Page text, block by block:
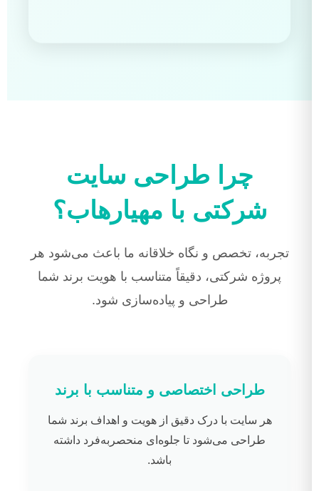
چرا طراحی سایت
شرکتی با مهیارهاب؟
تجربه، تخصص و نگاه خلاقانه ما باعث می‌شود هر
پروژه شرکتی، دقیقاً متناسب با هویت برند شما
طراحی و پیاده‌سازی شود.
طراحی اختصاصی و متناسب با برند
هر سایت با درک دقیق از هویت و اهداف برند شما
طراحی می‌شود تا جلوه‌ای منحصر‌به‌فرد داشته
باشد.